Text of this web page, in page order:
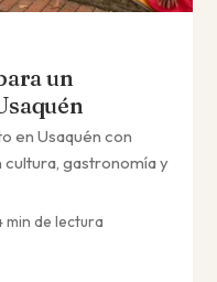
un
en Usaquén con
gastronomía y
min de lectura